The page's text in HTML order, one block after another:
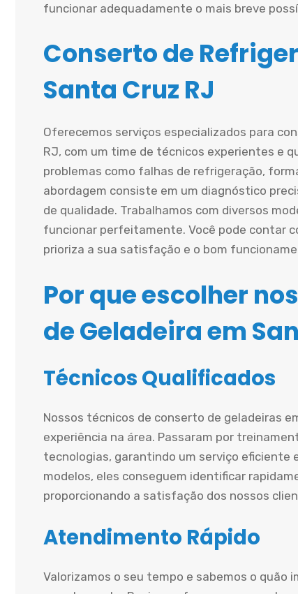
funcionar adequadamente o mais breve
Conserto de
Santa Cruz RJ
Oferecemos serviços especializados para
RJ, com um time de técnicos experientes e
problemas como falhas de refrigeração,
abordagem consiste em um diagnóstico
de qualidade. Trabalhamos com diversos
funcionar perfeitamente. Você pode contar
prioriza a sua satisfação e o bom
Por que escolher
de Geladeira em
Técnicos Qualificados
Nossos técnicos de conserto de geladeiras
experiência na área. Passaram por
tecnologias, garantindo um serviço eficiente
modelos, eles conseguem identificar
proporcionando a satisfação dos nossos
Atendimento Rápido
Valorizamos o seu tempo e sabemos o